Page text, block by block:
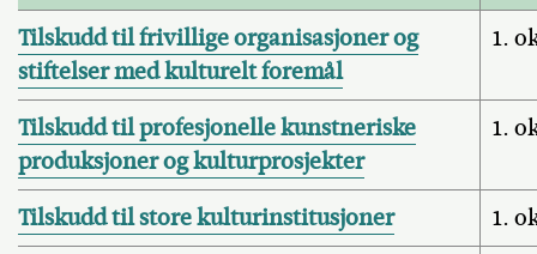
Tilskudd til frivillige organisasjoner og
stiftelser med kulturelt foremål
1.
Tilskudd til profesjonelle kunstneriske
produksjoner og kulturprosjekter
1.
Tilskudd til store kulturinstitusjoner
1.